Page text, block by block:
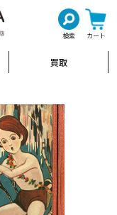
検索 カート
買取